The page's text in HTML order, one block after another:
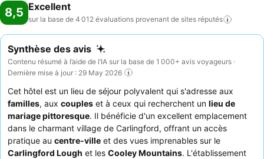
8,5 Excellent
sur la base de 4 012 évaluations provenant de sites réputés
Synthèse des avis
Contenu résumé à l’aide de l’IA sur la base de 1 000+ avis voyageurs ·
Dernière mise à jour : 29 May 2026
Cet hôtel est un lieu de séjour polyvalent qui s'adresse aux
familles, aux couples et à ceux qui recherchent un lieu de
mariage pittoresque. Il bénéficie d'un excellent emplacement
dans le charmant village de Carlingford, offrant un accès
pratique au centre-ville et des vues imprenables sur le
Carlingford Lough et les Cooley Mountains. L'établissement